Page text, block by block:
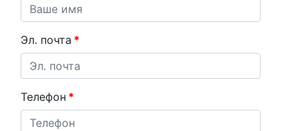
Эл. почта *
Телефон *